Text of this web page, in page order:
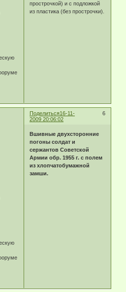
прострочкой) и с подложкой
из пластика (без прострочки).
Поделиться 6
16-11-
2009 20:06:02
Вшивные двухсторонние
погоны солдат и
сержантов Советской
Армии обр. 1955 г. с полем
из хлопчатобумажной
замши.